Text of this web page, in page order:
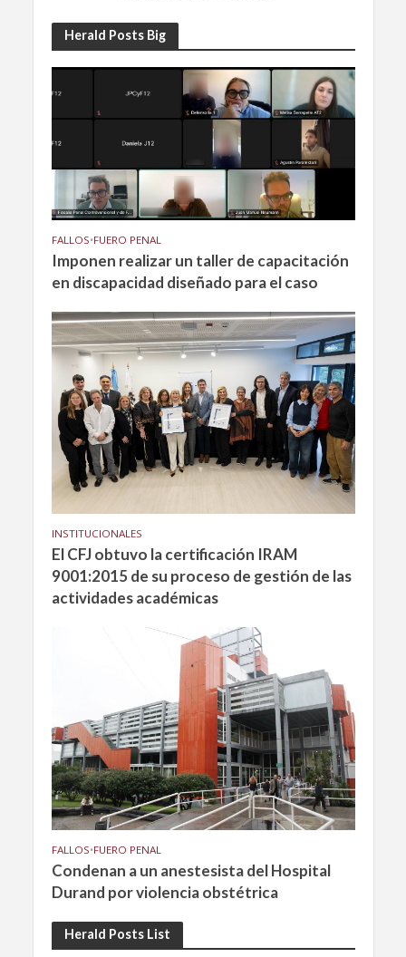
Herald Posts Big
FALLOS•FUERO PENAL
Imponen realizar un taller de capacitación
en discapacidad diseñado para el caso
INSTITUCIONALES
El CFJ obtuvo la certificación IRAM
9001:2015 de su proceso de gestión de las
actividades académicas
FALLOS•FUERO PENAL
Condenan a un anestesista del Hospital
Durand por violencia obstétrica
Herald Posts List